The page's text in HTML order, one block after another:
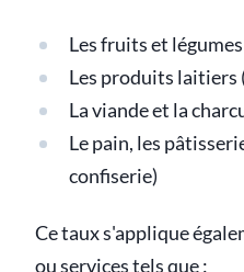
Les fruits et
Les produits laitiers
La viande et la
Le pain, les
confiserie)
Ce taux s'applique
ou services tels que :